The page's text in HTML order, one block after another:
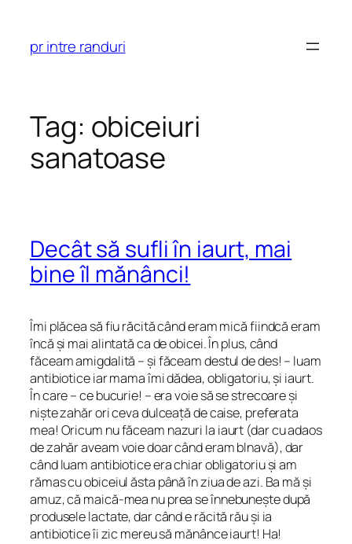
content
pr intre randuri
Tag: obiceiuri
sanatoase
Decât să sufli în iaurt, mai
bine îl mănânci!
Îmi plăcea să fiu răcită când eram mică fiindcă eram
încă și mai alintată ca de obicei. În plus, când
făceam amigdalită – și făceam destul de des! – luam
antibiotice iar mama îmi dădea, obligatoriu, și iaurt.
În care – ce bucurie! – era voie să se strecoare și
niște zahăr ori ceva dulceață de caise, preferata
mea! Oricum nu făceam nazuri la iaurt (dar cu adaos
de zahăr aveam voie doar când eram blnavă), dar
când luam antibiotice era chiar obligatoriu și am
rămas cu obiceiul ăsta până în ziua de azi. Ba mă și
amuz, că maică-mea nu prea se înnebunește după
produsele lactate, dar când e răcită rău și ia
antibiotice îi zic mereu să mănânce iaurt! Ha!